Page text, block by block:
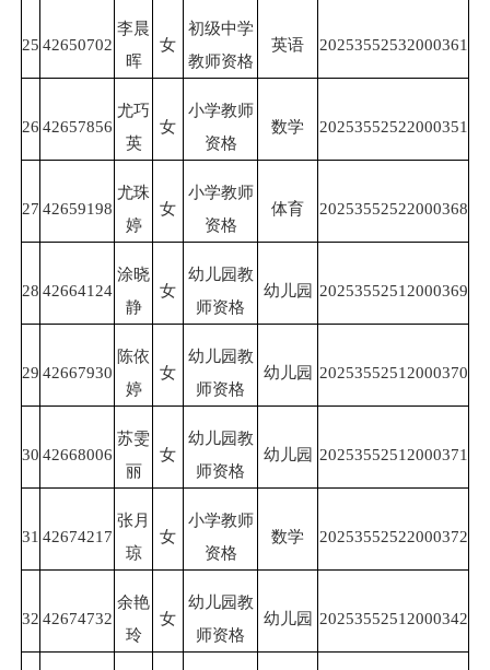
25 42650702
李晨
晖
女
初级中学
教师资格
英语 20253552532000361
26 42657856
尤巧
英
女
小学教师
资格
数学 20253552522000351
27 42659198
尤珠
婷
女
小学教师
资格
体育 20253552522000368
28 42664124
涂晓
静
女
幼儿园教
师资格
幼儿园 20253552512000369
29 42667930
陈依
婷
女
幼儿园教
师资格
幼儿园 20253552512000370
30 42668006
苏雯
丽
女
幼儿园教
师资格
幼儿园 20253552512000371
31 42674217
张月
琼
女
小学教师
资格
数学 20253552522000372
32 42674732
余艳
玲
女
幼儿园教
师资格
幼儿园 20253552512000342